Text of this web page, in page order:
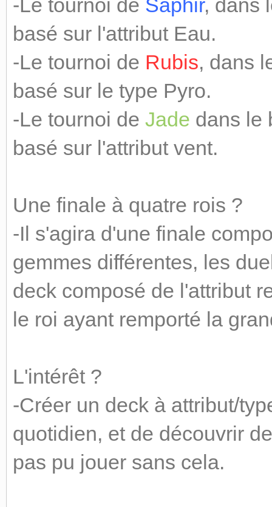
-Le tournoi de Saphir, dans
basé sur l'attribut Eau.
-Le tournoi de Rubis, dans
basé sur le type Pyro.
-Le tournoi de Jade dans le
basé sur l'attribut vent.
Une finale à quatre rois ?
-Il s'agira d'une finale
gemmes différentes, les
deck composé de l'attribut
le roi ayant remporté la
L'intérêt ?
-Créer un deck à attribut/
quotidien, et de découvrir
pas pu jouer sans cela.